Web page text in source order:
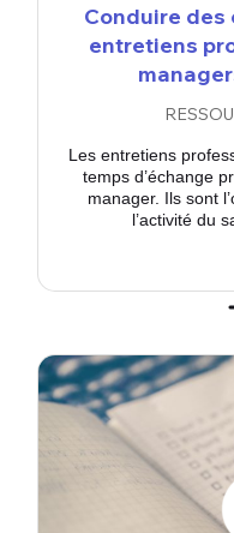
Conduire
entretiens
Les entretiens
temps d’échange
manager. Ils sont
l’activité du